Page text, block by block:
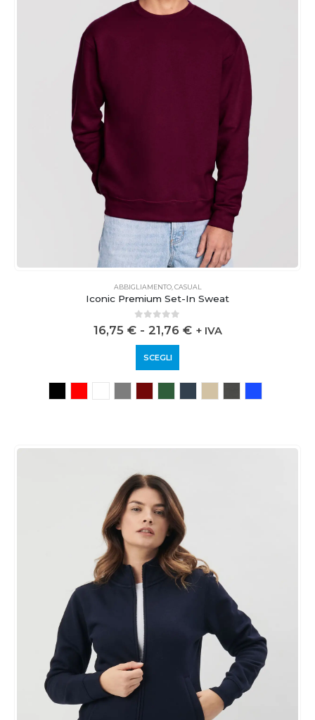
ABBIGLIAMENTO, CASUAL
Iconic Premium Set-In Sweat
0 out of 5
16,75 € - 21,76 € + IVA
SCEGLI